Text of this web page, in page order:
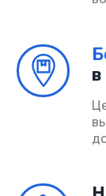
© PADELINO
ОГРНИП